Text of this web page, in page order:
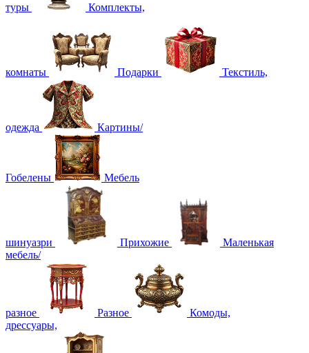
туры Комплекты,
комнаты Подарки Текстиль,
одежда Картины/
Гобелены Мебель
шинуазри Прихожие
Маленькая
мебель/
разное Разное
Комоды,
дрессуары,